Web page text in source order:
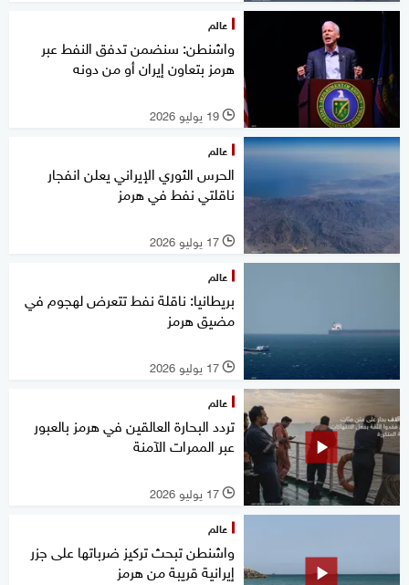
عالم
واشنطن: سنضمن تدفق النفط عبر
هرمز بتعاون إيران أو من دونه
l 19 يوليو 2026
عالم
الحرس الثوري الإيراني يعلن انفجار
ناقلتي نفط في هرمز
l 17 يوليو 2026
عالم
بريطانيا: ناقلة نفط تتعرض لهجوم في
مضيق هرمز
l 17 يوليو 2026
عالم
تردد البحارة العالقين في هرمز بالعبور
عبر الممرات الآمنة
l 17 يوليو 2026
عالم
واشنطن تبحث تركيز ضرباتها على جزر
إيرانية قريبة من هرمز